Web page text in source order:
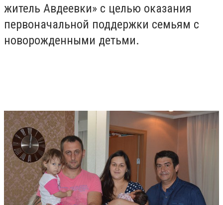
житель Авдеевки» с целью оказания
первоначальной поддержки семьям с
новорожденными детьми.